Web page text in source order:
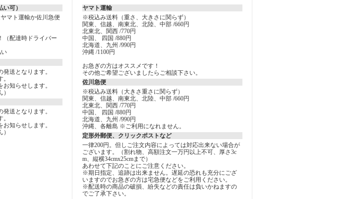
可）
マト運輸か佐川急便
（配達時ドライバー
送となります。
知らせします。
送となります。
知らせします。
ヤマト運輸
※税込み送料（重さ、大きさに関らず）
関東、信越、南東北、北陸、中部 /660円
北東北、関西 /770円
中国、 四国 /880円
北海道、九州 /990円
沖縄 /1100円
お急ぎの方はオススメです！
その他ご希望ございましたらご相談下さい。
佐川急便
※税込み送料（大きさ重さに関らず）
関東、信越、南東北、北陸、中部 /660円
北東北、関西 /770円
中国、 四国 /880円
北海道、九州 /990円
沖縄、各離島 ※ご利用になれません。
定形外郵便、クリックポストなど
一律200円。但しご注文内容によっては対応出来ない場合が
ございます。（割れ物、高額注文一万円以上不可、厚さ3c
m、縦横34cmx25cmまで）
あわせて下記のことにご注意ください。
※期日指定、追跡は出来ません。遅延の恐れも充分にござ
いますのでお急ぎの方は宅急便などをご利用ください。
※配送時の商品の破損、紛失などの責任は負いかねますの
でご了承下さい。